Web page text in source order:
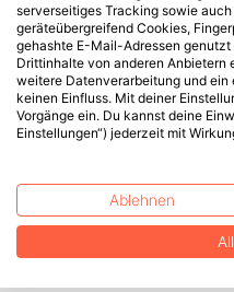
serverseitiges Tracking sowie
geräteübergreifend Cookies,
gehashte E-Mail-Adressen
Drittinhalte von anderen Anbietern
weitere Datenverarbeitung und
keinen Einfluss. Mit deiner
Vorgänge ein. Du kannst deine
Einstellungen“) jederzeit mit
Ablehnen